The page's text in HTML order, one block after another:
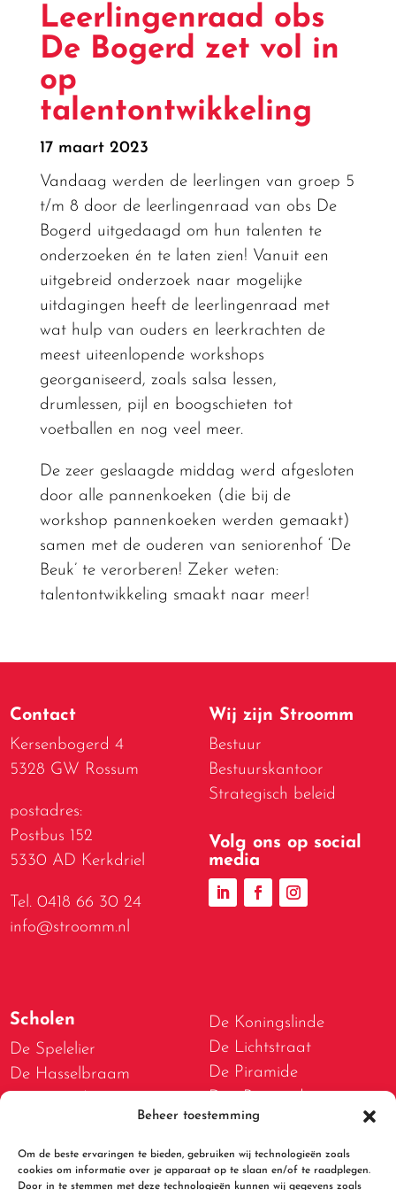
Beheer toestemming
Om de beste ervaringen te bieden, gebruiken wij technologieën zoals
cookies om informatie over je apparaat op te slaan en/of te raadplegen.
Door in te stemmen met deze technologieën kunnen wij gegevens zoals
Leerlingenraad obs
De Bogerd zet vol in
op
talentontwikkeling
17 maart 2023
Vandaag werden de leerlingen van groep 5
t/m 8 door de leerlingenraad van obs De
Bogerd uitgedaagd om hun talenten te
onderzoeken én te laten zien! Vanuit een
uitgebreid onderzoek naar mogelijke
uitdagingen heeft de leerlingenraad met
wat hulp van ouders en leerkrachten de
meest uiteenlopende workshops
georganiseerd, zoals salsa lessen,
drumlessen, pijl en boogschieten tot
voetballen en nog veel meer.
De zeer geslaagde middag werd afgesloten
door alle pannenkoeken (die bij de
workshop pannenkoeken werden gemaakt)
samen met de ouderen van seniorenhof ‘De
Beuk’ te verorberen! Zeker weten:
talentontwikkeling smaakt naar meer!
Contact
Kersenbogerd 4
5328 GW Rossum
postadres:
Postbus 152
5330 AD Kerkdriel
Tel. 0418 66 30 24
info@stroomm.nl
Wij zijn Stroomm
Bestuur
Bestuurskantoor
Strategisch beleid
Volg ons op social
media
Scholen
De Spelelier
De Hasselbraam
De Meidoorn
De Tweestromenschool
De Koningslinde
De Lichtstraat
De Piramide
D.W. van Dam van
Brakelschool
De Spelwert